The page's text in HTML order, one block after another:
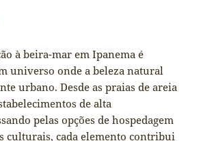
à beira-mar em Ipanema é
universo onde a beleza natural
urbano. Desde as praias de areia
de alta
pelas opções de hospedagem
culturais, cada elemento contribui